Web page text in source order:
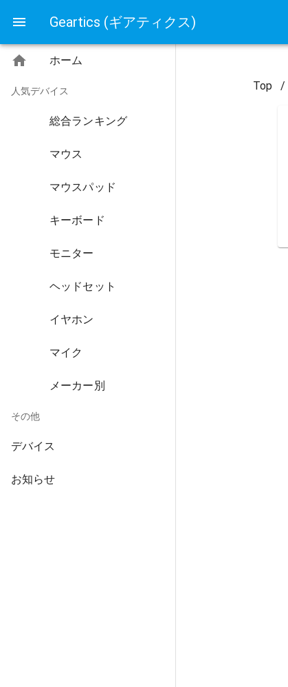
Geartics (ギアティクス)
ホーム
人気デバイス
総合ランキング
マウス
マウスパッド
キーボード
モニター
ヘッドセット
イヤホン
マイク
メーカー別
その他
デバイス
お知らせ
Top /